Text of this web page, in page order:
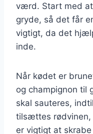
værd. Start med
gryde, så det får
vigtigt, da det
inde.
Når kødet er
og champignon til
skal sauteres,
tilsættes rødvinen,
er vigtigt at